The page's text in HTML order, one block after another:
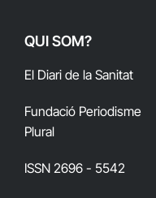
QUI SOM?
El Diari de la Sanitat
Fundació Periodisme
Plural
ISSN 2696 - 5542